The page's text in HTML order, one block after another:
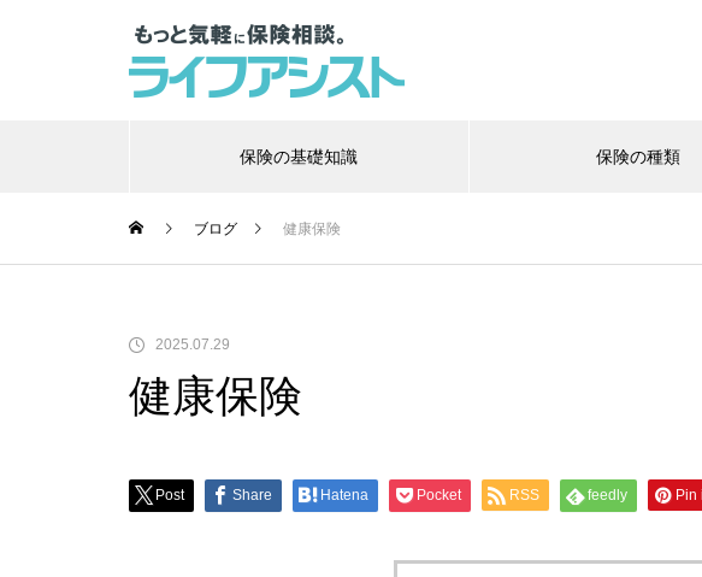
保険の基礎知識 保険の種類
がん保険の必要性はある？いらな
ブログ 健康保険
2025.07.29
健康保険
Post Share Hatena Pocket RSS feedly Pin